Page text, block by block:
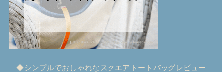
◆シンプルでおしゃれなスクエアトートバッグレビュー